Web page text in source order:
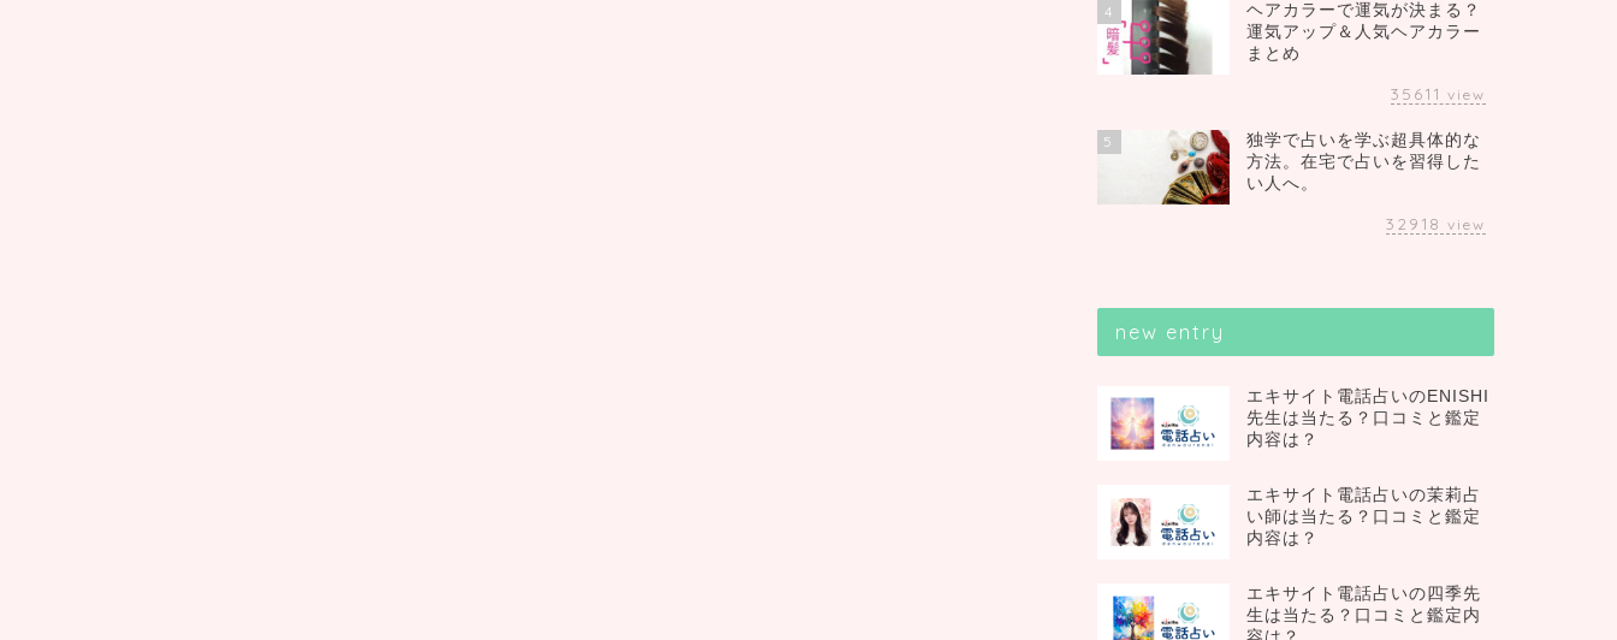
4
ヘアカラーで運気が決まる？
運気アップ＆人気ヘアカラー
まとめ
35611 view
5
独学で占いを学ぶ超具体的な
方法。在宅で占いを習得した
い人へ。
32918 view
new entry
エキサイト電話占いのENISHI
先生は当たる？口コミと鑑定
内容は？
エキサイト電話占いの茉莉占
い師は当たる？口コミと鑑定
内容は？
エキサイト電話占いの四季先
生は当たる？口コミと鑑定内